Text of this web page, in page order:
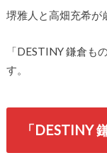
堺雅人と高畑充希が
「DESTINY 鎌倉も
す。
「DESTINY